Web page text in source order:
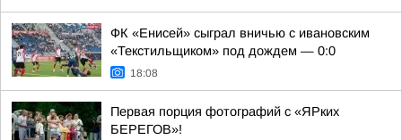
ФК «Енисей» сыграл вничью с ивановским
«Текстильщиком» под дождем — 0:0
18:08
Первая порция фотографий с «ЯРких
БЕРЕГОВ»!